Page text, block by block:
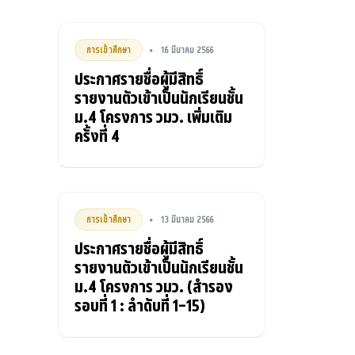
การเข้าศึกษา • 16 มีนาคม 2566
ประกาศรายชื่อผู้มีสิทธิ์
รายงานตัวเข้าเป็นนักเรียนชั้น
ม.4 โครงการ วมว. เพิ่มเติม
ครั้งที่ 4
การเข้าศึกษา • 13 มีนาคม 2566
ประกาศรายชื่อผู้มีสิทธิ์
รายงานตัวเข้าเป็นนักเรียนชั้น
ม.4 โครงการ วมว. (สำรอง
รอบที่ 1 : ลำดับที่ 1-15)